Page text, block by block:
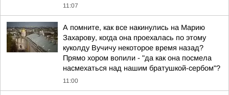
11:07
А помните, как все накинулись на Марию
Захарову, когда она проехалась по этому
куколду Вучичу некоторое время назад?
Прямо хором вопили - "да как она посмела
насмехаться над нашим братушкой-сербом"?
11:00